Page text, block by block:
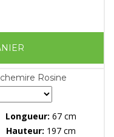
Rosine
Longueur: 67 cm
Hauteur: 197 cm